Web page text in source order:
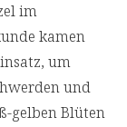
im
kamen
um
und
gelben Blüten